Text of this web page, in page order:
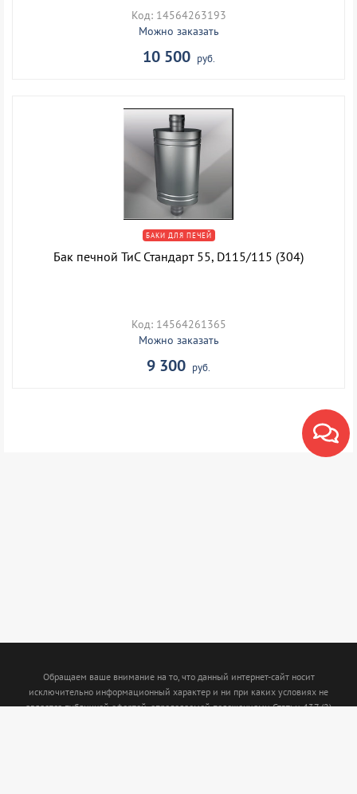
Код: 14564263193
Можно заказать
10 500 руб.
БАКИ ДЛЯ ПЕЧЕЙ
Бак печной ТиС Стандарт 55, D115/115 (304)
Код: 14564261365
Можно заказать
9 300 руб.
Обращаем ваше внимание на то, что данный интернет-сайт носит
исключительно информационный характер и ни при каких условиях не
является публичной офертой, определяемой положениями Статьи 437 (2)